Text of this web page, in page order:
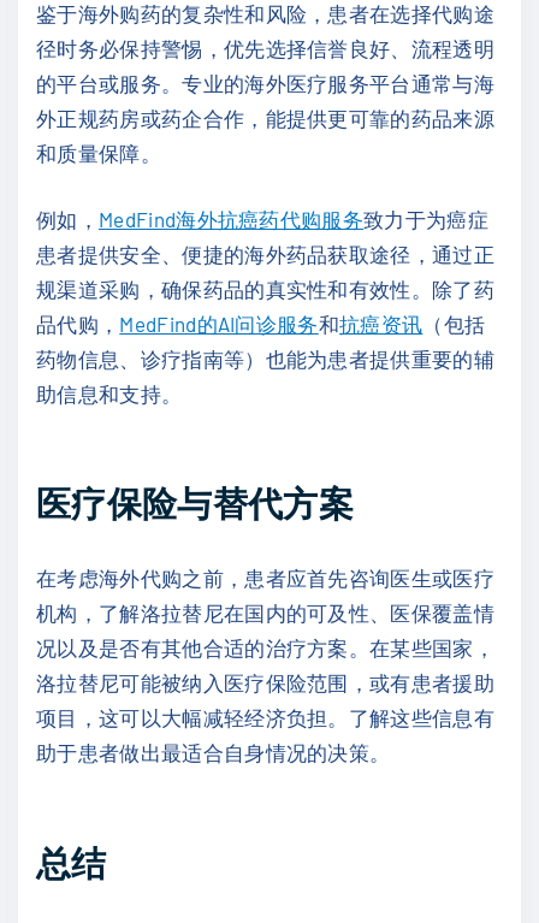
鉴于海外购药的复杂性和风险，患者在选择代购途
径时务必保持警惕，优先选择信誉良好、流程透明
的平台或服务。专业的海外医疗服务平台通常与海
外正规药房或药企合作，能提供更可靠的药品来源
和质量保障。
例如， MedFind海外抗癌药代购服务致力于为癌症
患者提供安全、便捷的海外药品获取途径，通过正
规渠道采购，确保药品的真实性和有效性。除了药
品代购， MedFind的AI问诊服务和抗癌资讯 （包括
药物信息、诊疗指南等）也能为患者提供重要的辅
助信息和支持。
医疗保险与替代方案
在考虑海外代购之前，患者应首先咨询医生或医疗
机构，了解洛拉替尼在国内的可及性、医保覆盖情
况以及是否有其他合适的治疗方案。在某些国家，
洛拉替尼可能被纳入医疗保险范围，或有患者援助
项目，这可以大幅减轻经济负担。了解这些信息有
助于患者做出最适合自身情况的决策。
总结